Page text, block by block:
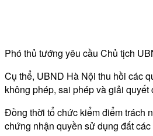
Phó thủ tướng yêu cầu Chủ tịch
Cụ thể, UBND Hà Nội thu hồi các
không phép, sai phép và giải
Đồng thời tổ chức kiểm điểm trách
chứng nhận quyền sử dụng đất